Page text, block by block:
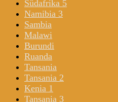
Südafrika 5
Namibia 3
Sambia
Malawi
Burundi
Ruanda
Tansania
Tansania 2
Kenia 1
Tansania 3